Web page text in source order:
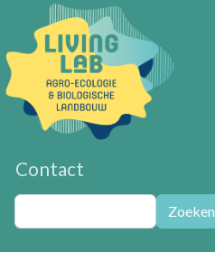
Overslaan en naar de inhoud gaan
Contact
Zoeken Zoeken